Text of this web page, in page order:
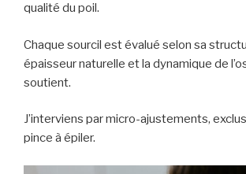
qualité du poil.
Chaque sourcil est évalué selon sa
épaisseur naturelle et la dynamique de
soutient.
J’interviens par micro-ajustements,
pince à épiler.